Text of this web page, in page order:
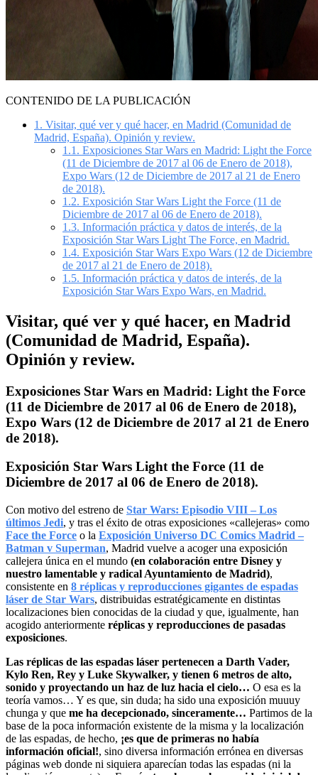
CONTENIDO DE LA PUBLICACIÓN
1. Visitar, qué ver y qué hacer, en Madrid (Comunidad de
Madrid, España). Opinión y review.
1.1. Exposiciones Star Wars en Madrid: Light the Force
(11 de Diciembre de 2017 al 06 de Enero de 2018),
Expo Wars (12 de Diciembre de 2017 al 21 de Enero
de 2018).
1.2. Exposición Star Wars Light the Force (11 de
Diciembre de 2017 al 06 de Enero de 2018).
1.3. Información práctica y datos de interés, de la
Exposición Star Wars Light The Force, en Madrid.
1.4. Exposición Star Wars Expo Wars (12 de Diciembre
de 2017 al 21 de Enero de 2018).
1.5. Información práctica y datos de interés, de la
Exposición Star Wars Expo Wars, en Madrid.
Visitar, qué ver y qué hacer, en Madrid
(Comunidad de Madrid, España).
Opinión y review.
Exposiciones Star Wars en Madrid: Light the Force
(11 de Diciembre de 2017 al 06 de Enero de 2018),
Expo Wars (12 de Diciembre de 2017 al 21 de Enero
de 2018).
Exposición Star Wars Light the Force (11 de
Diciembre de 2017 al 06 de Enero de 2018).
Con motivo del estreno de Star Wars: Episodio VIII – Los
últimos Jedi, y tras el éxito de otras exposiciones «callejeras» como
Face the Force o la Exposición Universo DC Comics Madrid –
Batman v Superman, Madrid vuelve a acoger una exposición
callejera única en el mundo (en colaboración entre Disney y
nuestro lamentable y radical Ayuntamiento de Madrid),
consistente en 8 réplicas y reproducciones gigantes de espadas
láser de Star Wars, distribuidas estratégicamente en distintas
localizaciones bien conocidas de la ciudad y que, igualmente, han
acogido anteriormente réplicas y reproducciones de pasadas
exposiciones.
Las réplicas de las espadas láser pertenecen a Darth Vader,
Kylo Ren, Rey y Luke Skywalker, y tienen 6 metros de alto,
sonido y proyectando un haz de luz hacia el cielo… O esa es la
teoría vamos… Y es que, sin duda; ha sido una exposición muuuy
chunga y que me ha decepcionado, sinceramente… Partimos de la
base de la poca información existente de la misma y la localización
de las espadas, de hecho, ¡es que de primeras no había
información oficial!, sino diversa información errónea en diversas
páginas web donde ni siquiera aparecían todas las espadas (ni la